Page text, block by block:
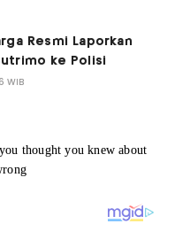
Resmi Laporkan
ke Polisi
WIB